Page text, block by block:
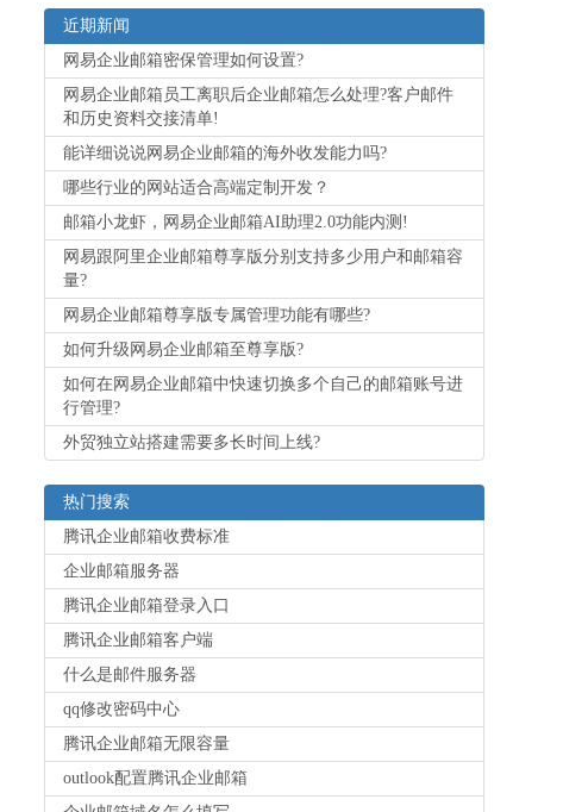
近期新闻
网易企业邮箱密保管理如何设置?
网易企业邮箱员工离职后企业邮箱怎么处理?客户邮件
和历史资料交接清单!
能详细说说网易企业邮箱的海外收发能力吗?
哪些行业的网站适合高端定制开发？
邮箱小龙虾，网易企业邮箱AI助理2.0功能内测!
网易跟阿里企业邮箱尊享版分别支持多少用户和邮箱容
量?
网易企业邮箱尊享版专属管理功能有哪些?
如何升级网易企业邮箱至尊享版?
如何在网易企业邮箱中快速切换多个自己的邮箱账号进
行管理?
外贸独立站搭建需要多长时间上线?
热门搜索
腾讯企业邮箱收费标准
企业邮箱服务器
腾讯企业邮箱登录入口
腾讯企业邮箱客户端
什么是邮件服务器
qq修改密码中心
腾讯企业邮箱无限容量
outlook配置腾讯企业邮箱